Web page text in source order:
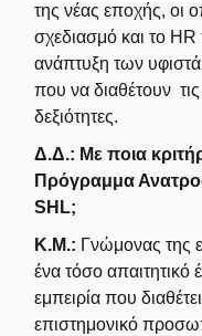
της νέας εποχής, οι
σχεδιασμό και το
ανάπτυξη των
που να διαθέτουν
δεξιότητες.
Δ.Δ.: Με ποια
Πρόγραμμα
SHL;
Κ.Μ.: Γνώμονας της
ένα τόσο απαιτητικό
εμπειρία που
επιστημονικό